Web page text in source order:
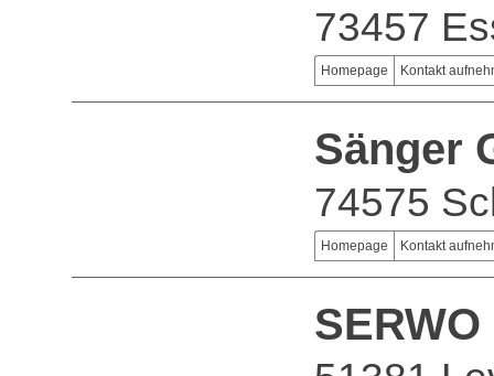
73457
Homepage Kontakt
Sänger
74575
Homepage Kontakt